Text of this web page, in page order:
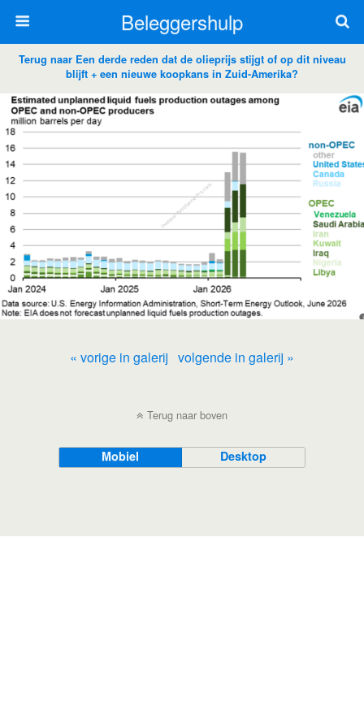
Beleggershulp
Terug naar Een derde reden dat de olieprijs stijgt of op dit niveau
blijft + een nieuwe koopkans in Zuid-Amerika?
« vorige in galerij volgende in galerij »
Terug naar boven
Mobiel Desktop